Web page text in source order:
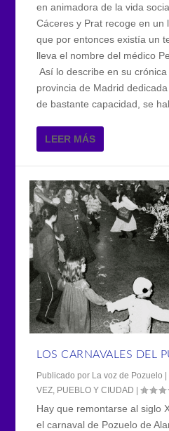
en animadora de la vida
Cáceres y Prat recoge en un
que por entonces existía un
lleva el nombre del médico
Así lo describe en su
provincia de Madrid
de bastante capacidad, se
LEER MÁS
LOS CARNAVALES DEL
Publicado por La voz de Pozuelo |
VEZ PUEBLO Y CIUDAD |
Hay que remontarse al siglo
el carnaval de Pozuelo de